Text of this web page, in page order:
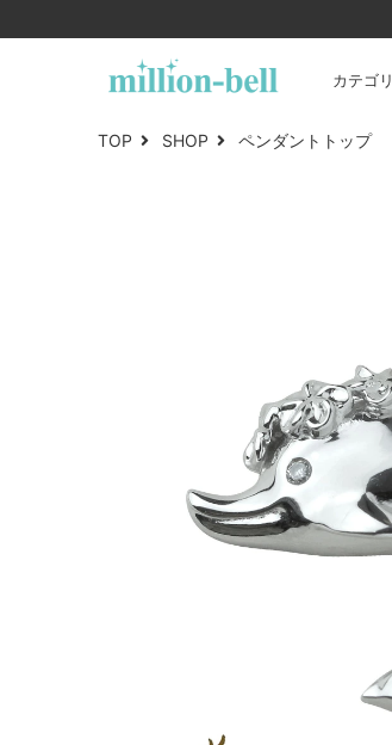
カテゴリ
TOP SHOP ペンダントトップ